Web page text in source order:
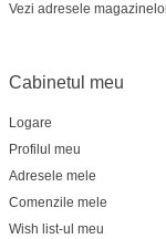
Crafti Cahul -
Vezi adresele
Cabinetul meu
Logare
Profilul meu
Adresele mele
Comenzile mele
Wish list-ul meu